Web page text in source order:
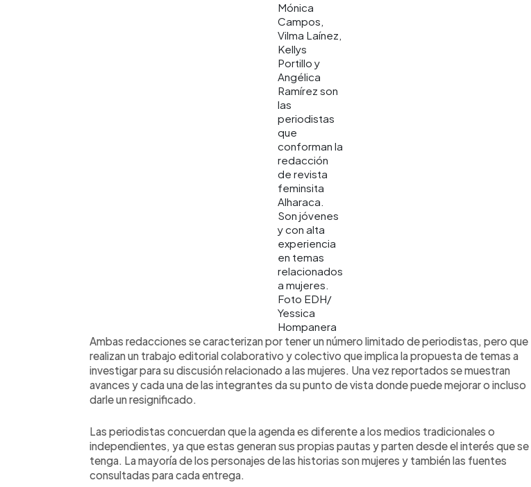
Mónica
Campos,
Vilma Laínez,
Kellys
Portillo y
Angélica
Ramírez son
las
periodistas
que
conforman la
redacción
de revista
feminsita
Alharaca.
Son jóvenes
y con alta
experiencia
en temas
relacionados
a mujeres.
Foto EDH/
Yessica
Hompanera
Ambas redacciones se caracterizan por tener un número limitado de periodistas, pero que
realizan un trabajo editorial colaborativo y colectivo que implica la propuesta de temas a
investigar para su discusión relacionado a las mujeres. Una vez reportados se muestran
avances y cada una de las integrantes da su punto de vista donde puede mejorar o incluso
darle un resignificado.
Las periodistas concuerdan que la agenda es diferente a los medios tradicionales o
independientes, ya que estas generan sus propias pautas y parten desde el interés que se
tenga. La mayoría de los personajes de las historias son mujeres y también las fuentes
consultadas para cada entrega.